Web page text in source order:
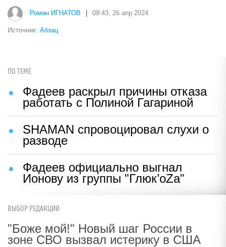
Роман ИГНАТОВ 09:43, 26 апр 2024
Источник: Абзац
ПО ТЕМЕ
Фадеев раскрыл причины отказа
работать с Полиной Гагариной
SHAMAN спровоцировал слухи о
разводе
Фадеев официально выгнал
Ионову из группы "Глюк’oZa"
ВЫБОР РЕДАКЦИИ
"Боже мой!" Новый шаг России в
зоне СВО вызвал истерику в США